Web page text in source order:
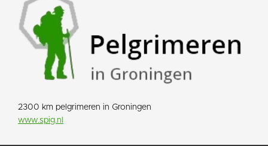
2300 km pelgrimeren in Groningen
www.spig.nl